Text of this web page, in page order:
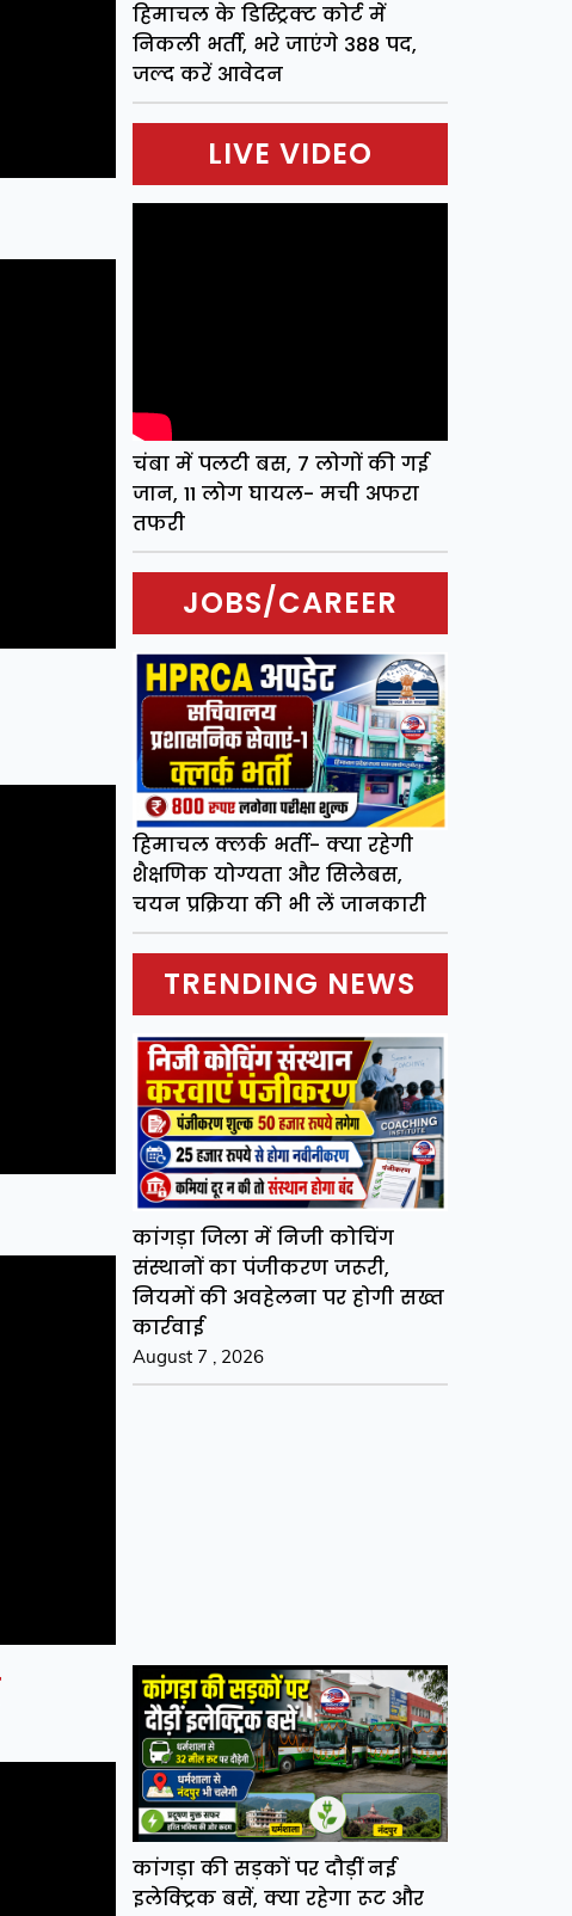
हिमाचल के डिस्ट्रिक्ट कोर्ट में
निकली भर्ती, भरे जाएंगे 388 पद,
जल्द करें आवेदन
LIVE VIDEO
चंबा में पलटी बस, 7 लोगों की गई
जान, 11 लोग घायल- मची अफरा
तफरी
JOBS/CAREER
हिमाचल क्लर्क भर्ती- क्या रहेगी
शैक्षणिक योग्यता और सिलेबस,
चयन प्रक्रिया की भी लें जानकारी
TRENDING NEWS
कांगड़ा जिला में निजी कोचिंग
संस्थानों का पंजीकरण जरूरी,
नियमों की अवहेलना पर होगी सख्त
कार्रवाई
August 7 , 2026
कांगड़ा की सड़कों पर दौड़ीं नई
इलेक्ट्रिक बसें, क्या रहेगा रूट और